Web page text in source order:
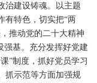
治建设铸魂。以主题
有特色，切实把“两
推动党的二十大精神
强基。充分发挥好党建
”制度，抓好党员学习
抓示范等方面加强规